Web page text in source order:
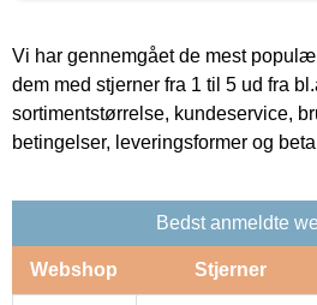
Vi har gennemgået de mest
dem med stjerner fra 1 til 5 ud fra
sortimentstørrelse, kundeservice,
betingelser, leveringsformer og
Bedst anmeldte
Webshop Stjerner